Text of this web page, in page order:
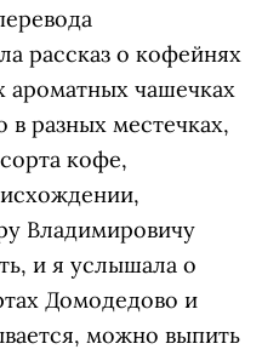
рассказ о кофейнях
чашечках
разных местечках,
кофе,
Владимировичу
и я услышала о
Домодедово и
можно выпить